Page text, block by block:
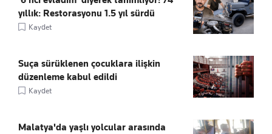
yıllık: Restorasyonu 1.5 yıl sürdü
Kaydet
Suça sürüklenen çocuklara ilişkin
düzenleme kabul edildi
Kaydet
Malatya'da yaşlı yolcular arasında